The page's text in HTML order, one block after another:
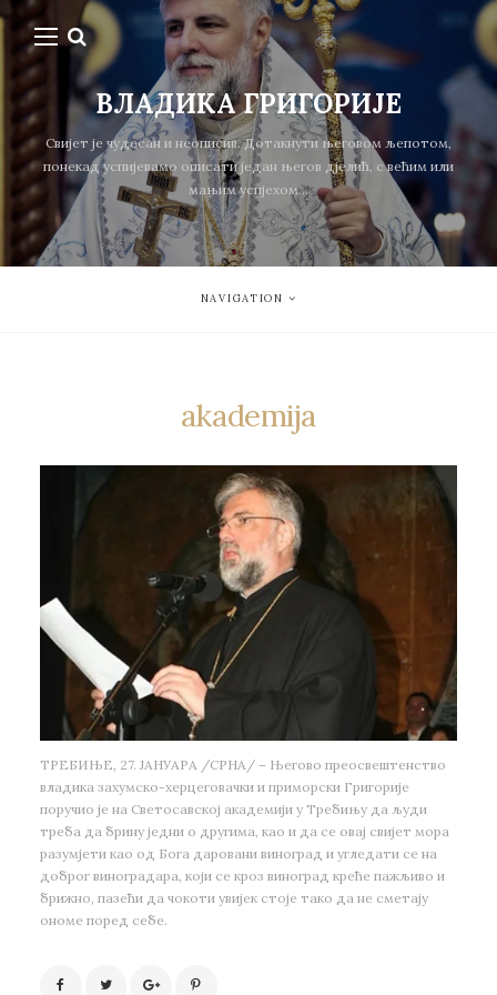
ВЛАДИКА ГРИГОРИЈЕ
Свијет је чудесан и неописив. Дотакнути његовом љепотом,
понекад успијевамо описати један његов дјелић, с већим или
мањим успјехом...
NAVIGATION
akademija
ТРЕБИЊЕ, 27. ЈАНУАРА /СРНА/ – Његово преосвештенство
владика захумско-херцеговачки и приморски Григорије
поручио је на Светосавској академији у Требињу да људи
треба да брину једни о другима, као и да се овај свијет мора
разумјети као од Бога даровани виноград и угледати се на
доброг виноградара, који се кроз виноград креће пажљиво и
брижно, пазећи да чокоти увијек стоје тако да не сметају
ономе поред себе.